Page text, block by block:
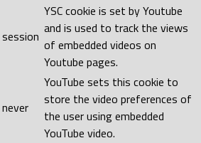
session
YSC cookie is set by Youtube
and is used to track the views
of embedded videos on
Youtube pages.
never
YouTube sets this cookie to
store the video preferences of
the user using embedded
YouTube video.